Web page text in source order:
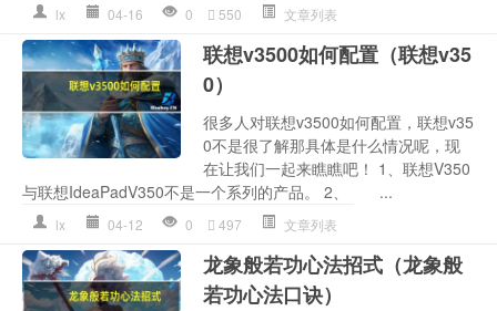
lx 04-16 0 550 文章列表
联想v3500如何配置（联想v35
0）
很多人对联想v3500如何配置，联想v35
0不是很了解那具体是什么情况呢，现
在让我们一起来瞧瞧吧！ 1、联想V350
与联想IdeaPadV350不是一个系列的产品。 2、 ...
lx 04-12 0 497 文章列表
龙象般若功心法招式（龙象般
若功心法口诀）